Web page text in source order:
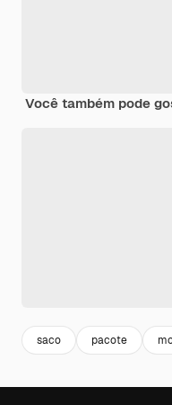
Você também pode
saco pacote